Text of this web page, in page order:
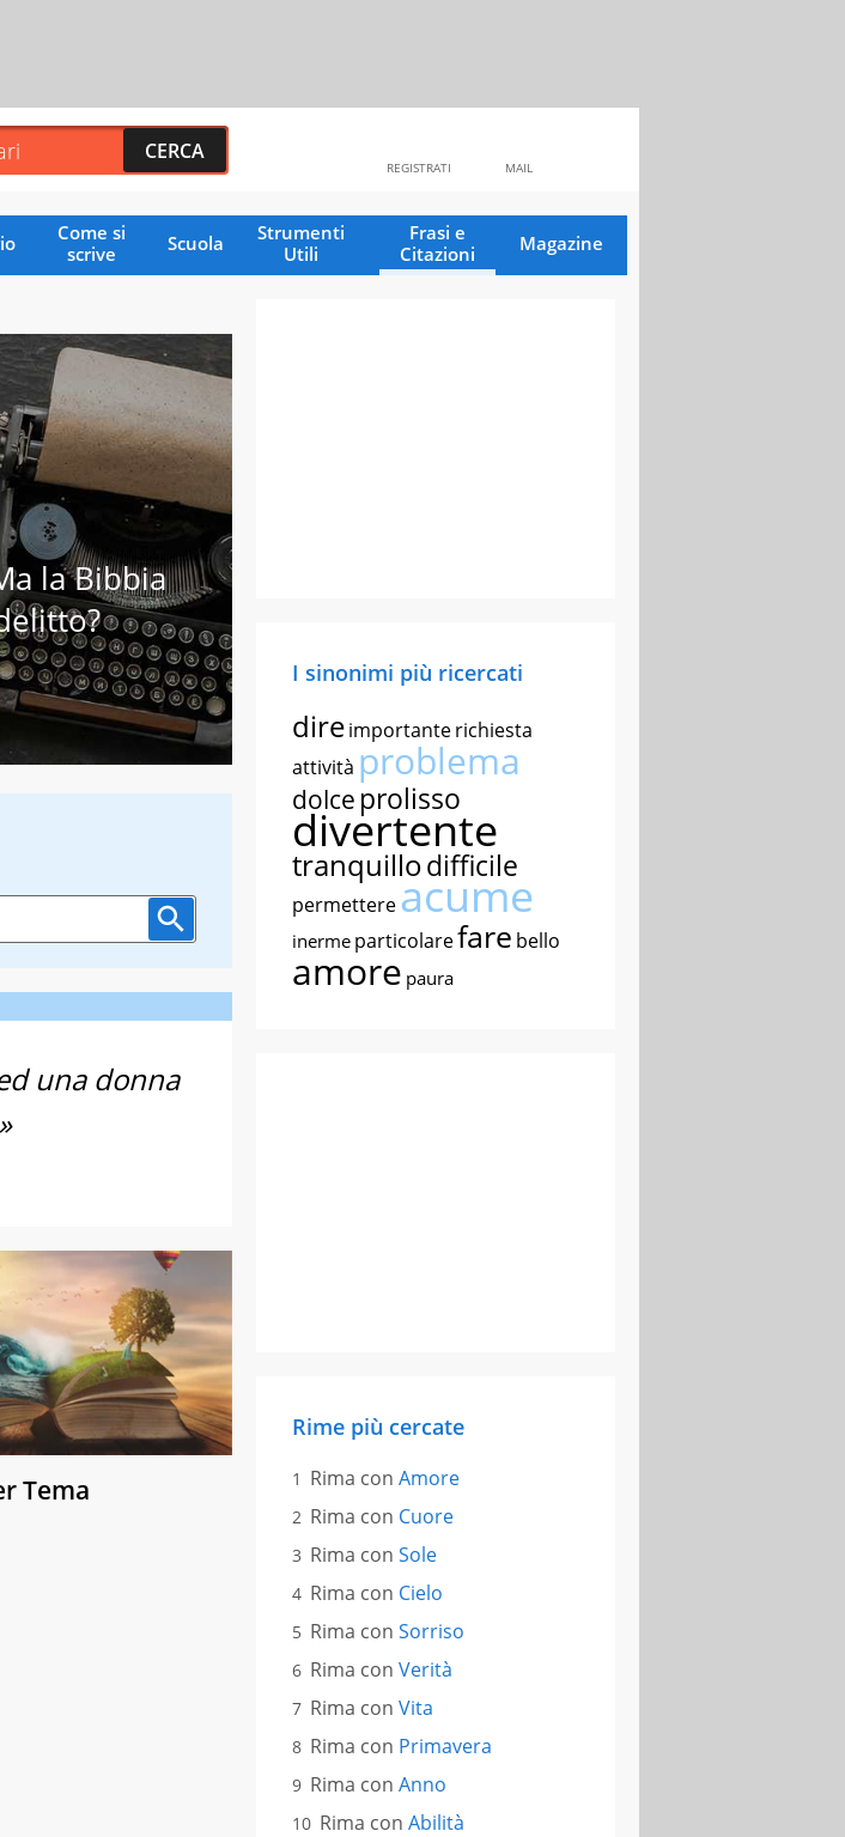
MAIL
REGISTRATI
Come si
scrive
Scuola
Strumenti
Utili
Frasi e
Citazioni
Magazine
la Bibbia
una donna
Tema
I sinonimi più ricercati
direimportanterichiesta
attività problema
dolce prolisso
divertente
tranquillodifficile
permettereacume
inerme particolarefare bello
amore paura
Rime più cercate
Rima con Amore
Rima con Cuore
Rima con Sole
Rima con Cielo
Rima con Sorriso
Rima con Verità
Rima con Vita
Rima con Primavera
Rima con Anno
Rima con Abilità